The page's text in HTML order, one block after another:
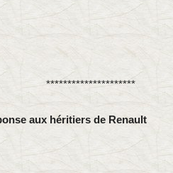
*********************
aux héritiers de Renault